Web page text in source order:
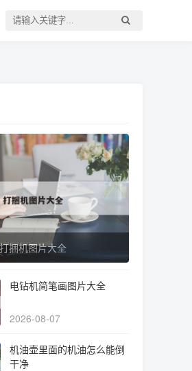
打捆机图片大全
电钻机简笔画图片大全
2026-08-07
机油壶里面的机油怎么能倒
干净